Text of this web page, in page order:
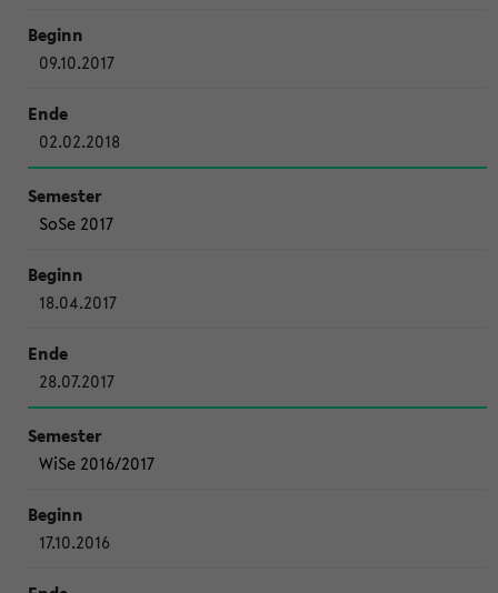
09.10.2017
02.02.2018
SoSe 2017
18.04.2017
28.07.2017
WiSe 2016/2017
17.10.2016